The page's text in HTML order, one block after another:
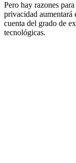
Pero hay razones
privacidad aumentará
cuenta del grado de
tecnológicas.